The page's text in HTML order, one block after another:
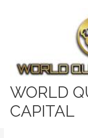
WORLD
CAPITAL
Qua Trovi
E Bsx Per
Verso
Inizialmente
/Hinge online italia